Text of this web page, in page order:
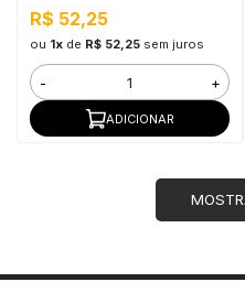
R$ 52,25
ou 1xde R$ 52,25 sem juros
- +
ADICIONAR